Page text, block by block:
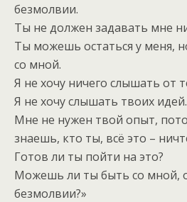
безмолвии.
Ты не должен задавать мне
Ты можешь остаться у меня,
со мной.
Я не хочу ничего слышать от
Я не хочу слышать твоих идей.
Мне не нужен твой опыт,
знаешь, кто ты, всё это –
Готов ли ты пойти на это?
Можешь ли ты быть со мной,
безмолвии?»